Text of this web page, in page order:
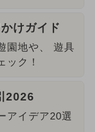
けガイド
園地や、 遊具
ック！
2026
アイデア20選